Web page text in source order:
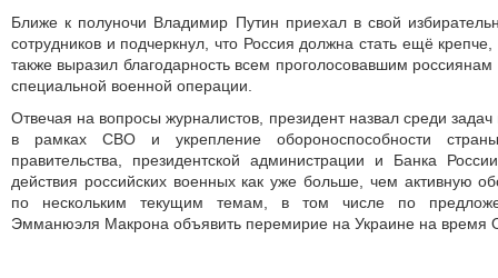
Ближе к полуночи Владимир Путин приехал в свой
сотрудников и подчеркнул, что Россия должна стать ещё
также выразил благодарность всем проголосовавшим
специальной военной операции.
Отвечая на вопросы журналистов, президент назвал среди
в рамках СВО и укрепление обороноспособности
правительства, президентской администрации и Банка
действия российских военных как уже больше, чем активную
по нескольким текущим темам, в том числе по
Эмманюэля Макрона объявить перемирие на Украине на